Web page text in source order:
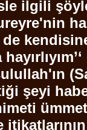
ilgili
(
şeyi